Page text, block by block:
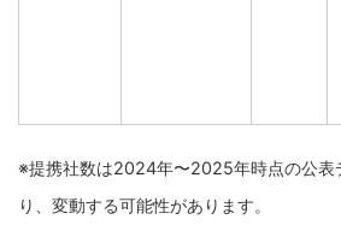
※提携社数は2024年〜2025年時点の公表
り、変動する可能性があります。